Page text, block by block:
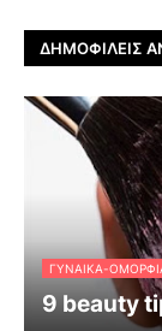
ΔΗΜΟΦΙΛΕΊΣ
ΓΥΝΑΊΚΑ-
9 beauty